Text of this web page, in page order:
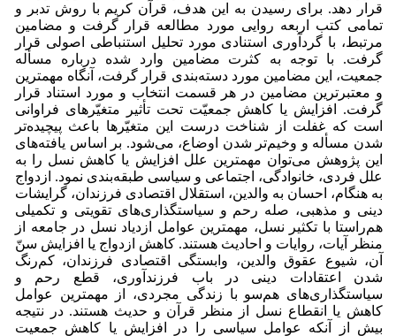
قرار دهد. برای رسیدن به این هدف، قرآن کریم با روش تدبر و
تمامی کتب اربعه روایی مورد مطالعه قرار گرفت و مضامین
مرتبط، با گردآوری استنادی مورد تحلیل استنباطی اصولی قرار
گرفت. با توجه به کثرت مضامین وارد شده درباره مسأله
جمعیت، این مضامین مورد دسته‌بندی قرار گرفت، آنگاه مهمترین
و معتبرترین مضامین در هر قسمت انتخاب و مورد استناد قرار
گرفت. افزایش یا کاهش جمعیّت تحت تأثیر متغیّرهای فراوانی
است که غفلت از شناخت درست این متغیّرها باعث پیچیده‌تر
شدن مسأله و وخیم‌تر شدن اوضاع، می‌شود. بر اساس یافته‌های
این پژوهش می‌توان مهمترین علل افزایش یا کاهش نسل را به
علل فردی، خانوادگی، اجتماعی و سیاسی طبقه‌بندی نمود. ازدواج
به هنگام، احسان به والدین، استقلال اقتصادی فرزندان، گرایشات
دینی و مذهبی، صله رحم و سیاستگذاری‌های تقویتی و تکمیلی
هم‌راستا با تکثیر نسل، مهمترین عوامل ازدیاد نسل در جامعه از
منظر آیات، روایات و احادیث هستند. کاهش ازدواج یا افزایش سنّ
آن، شیوع عقوق والدین، وابستگی اقتصادی فرزندان، کم‌رنگ
شدن اعتقادات دینی در باب فرزندآوری، قطع رحم و
سیاستگذاری‌های هم‌سو با زندگی مجردی، از مهمترین عوامل
کاهش یا انقطاع نسل از منظر قرآن و حدیث هستند. در نتیجه
بیش از آنکه عوامل سیاسی را در افزایش یا کاهش جمعیت